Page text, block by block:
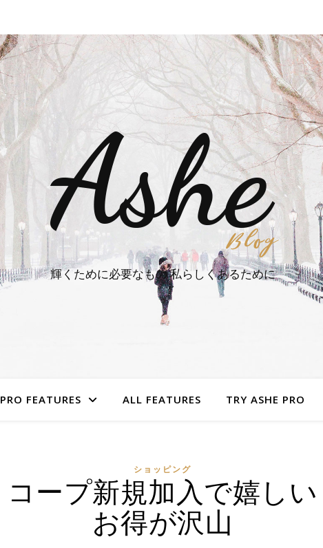
輝くために必要なもの 私らしくあるために
PRO FEATURES ALL FEATURES TRY ASHE PRO
ショッピング
コープ新規加入で嬉しい
お得が沢山